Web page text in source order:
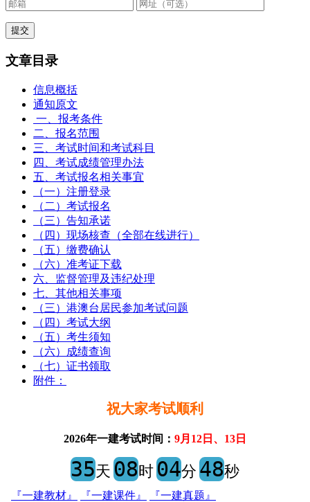
文章目录
信息概括
通知原文
一、报考条件
二、报名范围
三、考试时间和考试科目
四、考试成绩管理办法
五、考试报名相关事宜
（一）注册登录
（二）考试报名
（三）告知承诺
（四）现场核查（全部在线进行）
（五）缴费确认
（六）准考证下载
六、监督管理及违纪处理
七、其他相关事项
（三）港澳台居民参加考试问题
（四）考试大纲
（五）考生须知
（六）成绩查询
（七）证书领取
附件：
祝大家考试顺利
2026年一建考试时间： 9月12日、13日
35天 08时04分 48秒
『一建教材』 『一建课件』 『一建真题』